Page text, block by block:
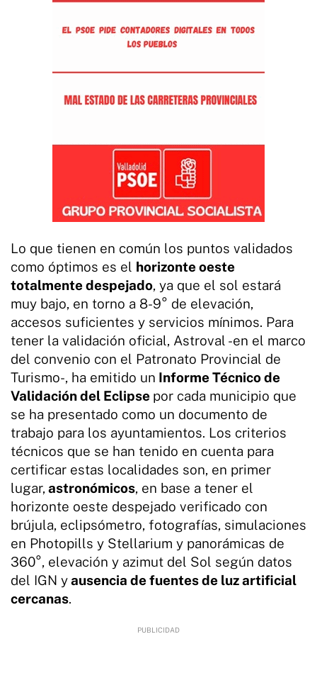
Lo que tienen en común los puntos validados
como óptimos es el horizonte oeste
totalmente despejado, ya que el sol estará
muy bajo, en torno a 8-9° de elevación,
accesos suficientes y servicios mínimos. Para
tener la validación oficial, Astroval -en el marco
del convenio con el Patronato Provincial de
Turismo-, ha emitido un Informe Técnico de
Validación del Eclipse por cada municipio que
se ha presentado como un documento de
trabajo para los ayuntamientos. Los criterios
técnicos que se han tenido en cuenta para
certificar estas localidades son, en primer
lugar, astronómicos, en base a tener el
horizonte oeste despejado verificado con
brújula, eclipsómetro, fotografías, simulaciones
en Photopills y Stellarium y panorámicas de
360°, elevación y azimut del Sol según datos
del IGN yausencia de fuentes de luz artificial
cercanas.